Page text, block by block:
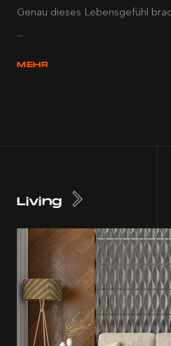
Genau dieses Lebensgefühl
...
MEHR
Living